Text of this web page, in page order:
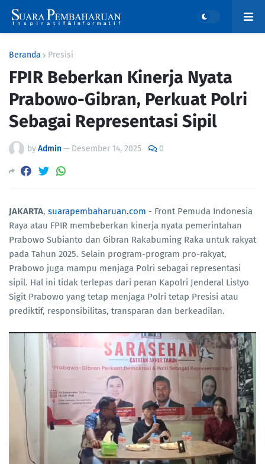
Beranda Presisi
FPIR Beberkan Kinerja Nyata
Prabowo-Gibran, Perkuat Polri
Sebagai Representasi Sipil
byAdmin— Desember 14, 2025 0
JAKARTA, suarapembaharuan.com - Front Pemuda Indonesia
Raya atau FPIR membeberkan kinerja nyata pemerintahan
Prabowo Subianto dan Gibran Rakabuming Raka untuk rakyat
pada Tahun 2025. Selain program-program pro-rakyat,
Prabowo juga mampu menjaga Polri sebagai representasi
sipil. Hal ini tidak terlepas dari peran Kapolri Jenderal Listyo
Sigit Prabowo yang tetap menjaga Polri tetap Presisi atau
prediktif, responsibilitas, transparan dan berkeadilan.